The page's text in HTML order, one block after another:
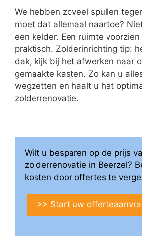
We hebben zoveel spullen
moet dat allemaal naartoe?
een kelder. Een ruimte
praktisch. Zolderinrichting tip:
dak, kijk bij het afwerken naar
gemaakte kasten. Zo kan u
wegzetten en haalt u het
zolderrenovatie.
Wilt u besparen op de prijs
zolderrenovatie in Beerzel?
kosten door offertes te
>> Start uw